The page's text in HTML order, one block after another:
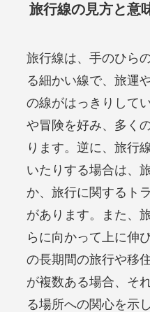
旅行線の見方と意
旅行線は、手のひら
る細かい線で、旅運
の線がはっきりして
や冒険を好み、多く
ります。逆に、旅行
いたりする場合は、
か、旅行に関するト
があります。また、
らに向かって上に伸
の長期間の旅行や移
が複数ある場合、そ
る場所への関心を示